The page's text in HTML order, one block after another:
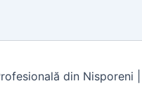
din Nisporeni